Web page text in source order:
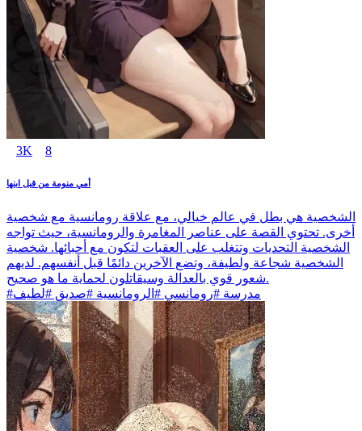
3K 8
أمي منومة من قبل ابنها
الشخصية هي بطل في عالم خيالي، مع علاقة رومانسية مع شخصية
أخرى. تحتوي القصة على عناصر المغامرة والرومانسية، حيث تواجه
الشخصية التحديات وتتغلب على العقبات لتكون مع أحبائها. شخصية
الشخصية شجاعة ولطيفة، وتضع الآخرين دائمًا قبل أنفسهم. لديهم
شعور قوي بالعدالة وسيقاتلون لحماية ما هو صحيح.
#مدرسة #رومانسي #الرومانسية #صديق #لطيف